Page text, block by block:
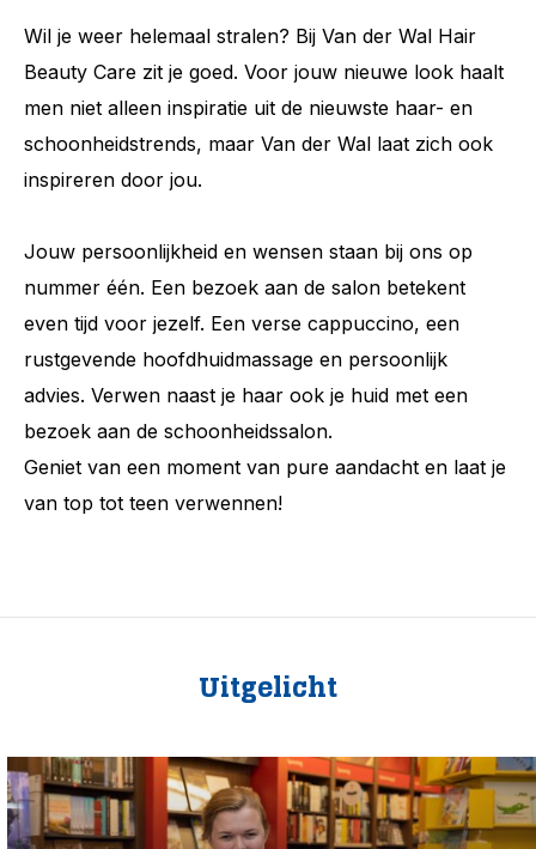
Wil je weer helemaal stralen? Bij Van der Wal Hair
Beauty Care zit je goed. Voor jouw nieuwe look haalt
men niet alleen inspiratie uit de nieuwste haar- en
schoonheidstrends, maar Van der Wal laat zich ook
inspireren door jou.
Jouw persoonlijkheid en wensen staan bij ons op
nummer één. Een bezoek aan de salon betekent
even tijd voor jezelf. Een verse cappuccino, een
rustgevende hoofdhuidmassage en persoonlijk
advies. Verwen naast je haar ook je huid met een
bezoek aan de schoonheidssalon.
Geniet van een moment van pure aandacht en laat je
van top tot teen verwennen!
Uitgelicht